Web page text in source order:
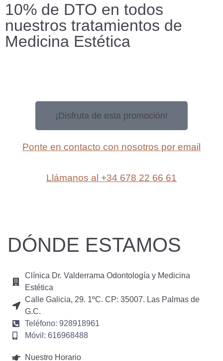
10% de DTO en todos
nuestros tratamientos de
Medicina Estética
¡Disfruta de esta promoción!
Ponte en contacto con nosotros por email
Llámanos al +34 678 22 66 61
DÓNDE ESTAMOS
Clínica Dr. Valderrama Odontología y Medicina
Estética
Calle Galicia, 29. 1ºC. CP: 35007. Las Palmas de
G.C.
Teléfono: 928918961
Móvil: 616968488
Nuestro Horario